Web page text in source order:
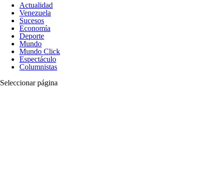
Actualidad
Venezuela
Sucesos
Economía
Deporte
Mundo
Mundo Click
Espectáculo
Columnistas
Seleccionar página